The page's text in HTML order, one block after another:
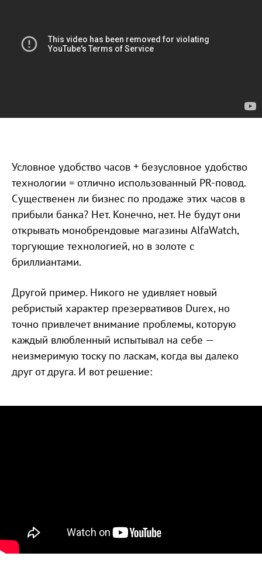
Условное удобство часов + безусловное удобство
технологии = отлично использованный PR-повод.
Существенен ли бизнес по продаже этих часов в
прибыли банка? Нет. Конечно, нет. Не будут они
открывать монобрендовые магазины AlfaWatch,
торгующие технологией, но в золоте с
бриллиантами.
Другой пример. Никого не удивляет новый
ребристый характер презервативов Durex, но
точно привлечет внимание проблемы, которую
каждый влюбленный испытывал на себе —
неизмеримую тоску по ласкам, когда вы далеко
друг от друга. И вот решение: